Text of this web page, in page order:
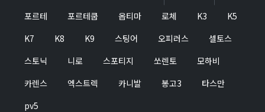
포르테
포르테쿱 옵티마 로체 K3
K5
K7
K8 K9 스팅어 오피러스
셀토스
스토닉
니로 스포티지 쏘렌토
모하비
카렌스
엑스트렉 카니발 봉고3
타스만
pv5